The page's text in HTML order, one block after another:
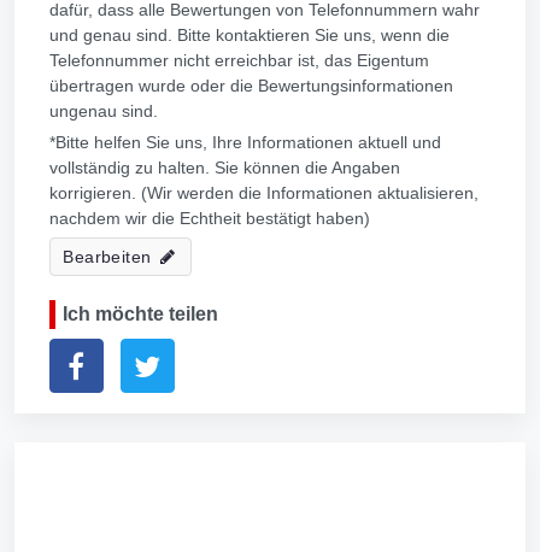
dafür, dass alle Bewertungen von Telefonnummern wahr
und genau sind. Bitte kontaktieren Sie uns, wenn die
Telefonnummer nicht erreichbar ist, das Eigentum
übertragen wurde oder die Bewertungsinformationen
ungenau sind.
*Bitte helfen Sie uns, Ihre Informationen aktuell und
vollständig zu halten. Sie können die Angaben
korrigieren. (Wir werden die Informationen aktualisieren,
nachdem wir die Echtheit bestätigt haben)
Bearbeiten
Ich möchte teilen